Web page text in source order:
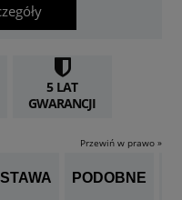
5 LAT
GWARANCJI
Przewiń w prawo »
PODOBNE